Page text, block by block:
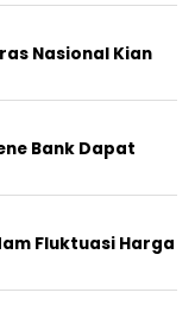
Nasional Kian
Bank Dapat
Fluktuasi Harga